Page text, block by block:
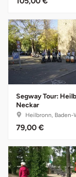
Segway Tour:
Neckar
Heilbronn, Baden-
79,00 €
Düsseldorf
Erfurt
Erlangen
Essen
Flensburg
Frankfurt am Main